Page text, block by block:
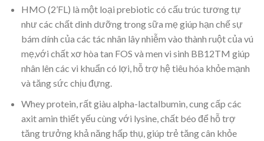
HMO (2’FL) là một loại prebiotic có cấu trúc tương tự
như các chất dinh dưỡng trong sữa mẹ giúp hạn chế sự
bám dính của các tác nhân lây nhiễm vào thành ruột của vú
mẹ,với chất xơ hòa tan FOS và men vi sinh BB12TM giúp
nhân lên các vi khuẩn có lợi, hỗ trợ hệ tiêu hóa khỏe mạnh
và tăng sức chịu đựng.
Whey protein, rất giàu alpha-lactalbumin, cung cấp các
axit amin thiết yếu cùng với lysine, chất béo để hỗ trợ
tăng trưởng khả năng hấp thụ, giúp trẻ tăng cân khỏe